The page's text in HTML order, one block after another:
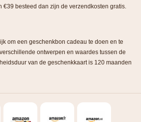
€39 besteed dan zijn de verzendkosten gratis.
om een geschenkbon cadeau te doen en te
ontwerpen en waardes tussen de
van de geschenkkaart is 120 maanden